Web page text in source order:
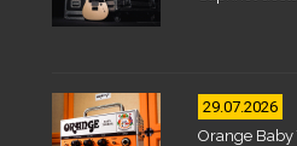
29.07.2026
Orange Baby